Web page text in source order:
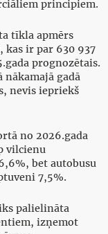
principiem.
tīkla apmērs
ir par 630 937
prognozētais.
gadā
nevis iepriekš
no 2026.gada
vilcienu
bet autobusu
7,5%.
palielināta
izņemot